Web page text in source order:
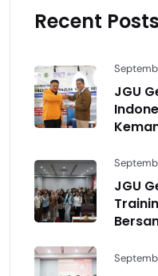
Recent Posts
JGU
JGU